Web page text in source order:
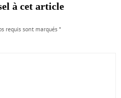
à cet article
requis sont marqués *